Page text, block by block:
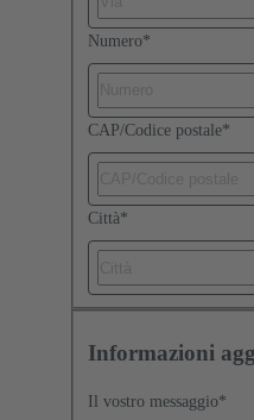
Numero*
CAP/Codice postale*
Città*
Informazioni
Il vostro messaggio*